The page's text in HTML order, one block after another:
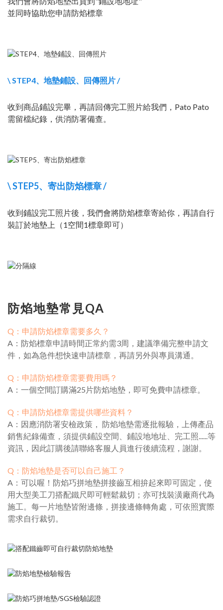
並同時協助您申請防焰標章
\ STEP4、地墊鋪設、回傳照片 /
收到商品鋪設完畢，再請回傳完工照片給我們，Pato Pato
需留檔紀錄，供消防署備查。
\ STEP5、寄出防焰標章 /
收到鋪設完工照片後，我們會將防焰標章寄給你，再請自行
裝訂於地墊上（1空間1標章即可）
防焰地墊常見QA
Q：申請防焰標章需要多久？
A：防焰標章申請時間正常約需3周，建議準備完整申請文
件，如為急件想快速申請標章，再請另外與專員溝通。
Q：申請防焰標章需要費用嗎？
A：一個空間訂購滿25片防焰地墊，即可免費申請標章。
Q：申請防焰標章需提供哪些資料？
A：因應消防署安檢政策， 防焰地墊需逐批報驗，上傳產品
銷售紀錄備查，須提供鋪設空間、鋪設地地址、完工照......等
資訊，因此訂購後請聯絡客服人員進行後續流程，謝謝。
Q：防焰地墊是否可以自己施工？
A：可以喔！防焰巧拼地墊拼接齒互相拚起來即可固定，使
用大型美工刀搭配鐵尺即可輕鬆裁切；亦可找裝潢廠商代為
施工。每一片地墊皆附邊條，拼接邊條轉角處，可依照實際
需求自行裁切。